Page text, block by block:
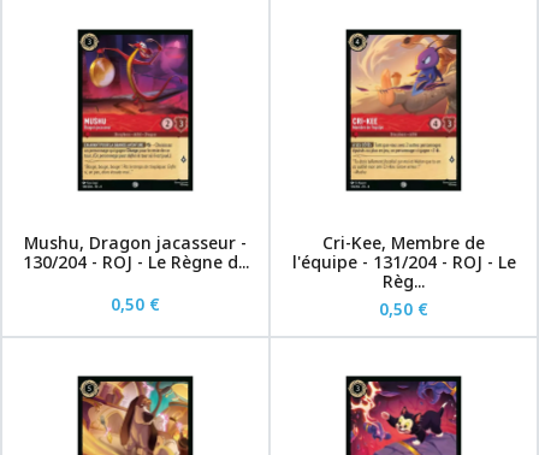
Mushu, Dragon jacasseur -
130/204 - ROJ - Le Règne d...
0,50 €
Cri-Kee, Membre de
l'équipe - 131/204 - ROJ - Le
Règ...
0,50 €